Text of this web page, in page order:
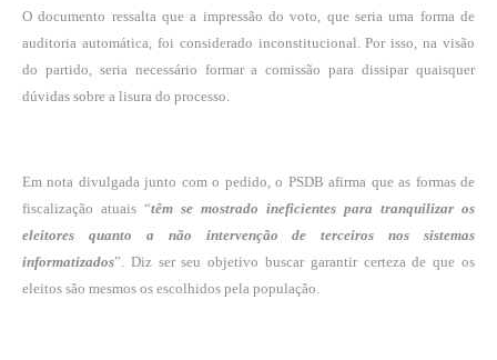
O documento ressalta que a impressão do voto, que seria uma forma de
auditoria automática, foi considerado inconstitucional. Por isso, na visão
do partido, seria necessário formar a comissão para dissipar quaisquer
dúvidas sobre a lisura do processo.
Em nota divulgada junto com o pedido, o PSDB afirma que as formas de
fiscalização atuais “têm se mostrado ineficientes para tranquilizar os
eleitores quanto a não intervenção de terceiros nos sistemas
informatizados”. Diz ser seu objetivo buscar garantir certeza de que os
eleitos são mesmos os escolhidos pela população.